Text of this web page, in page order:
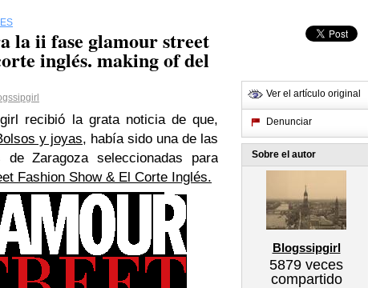
la ii fase glamour street
inglés. making of del
recibió la grata noticia de que,
y joyas, había sido una de las
de Zaragoza seleccionadas para
Fashion Show & El Corte Inglés.
Ver el artículo original
Denunciar
Sobre el autor
Blogssipgirl
5879 veces
compartido